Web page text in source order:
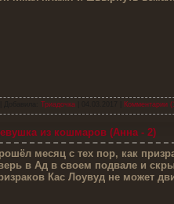
Добавила: Триадочка| Комментарии
из кошмаров (Анна - 2)
месяц с тех пор, как
в Ад в своем подвале и
Кас Лоувуд не может